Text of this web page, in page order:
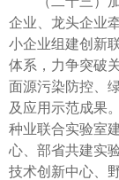
企业、龙头企业
小企业组建创新
体系，力争突破
面源污染防控、
及应用示范成果
种业联合实验室
心、部省共建实
技术创新中心、